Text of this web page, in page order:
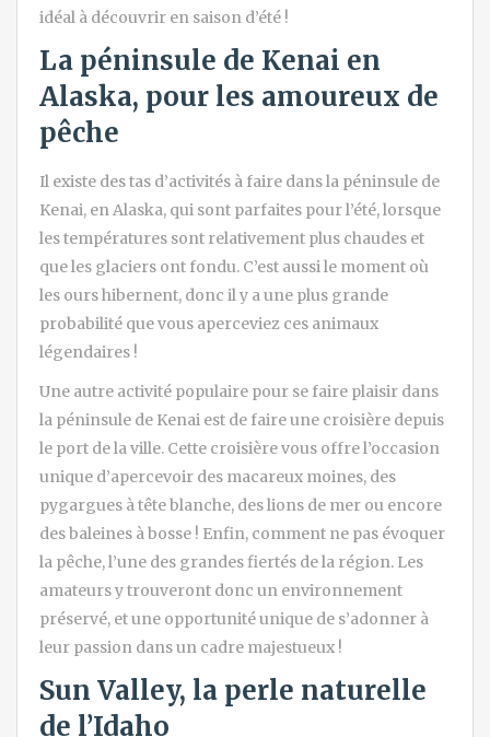
idéal à découvrir en saison d’été !
La péninsule de Kenai en
Alaska, pour les amoureux de
pêche
Il existe des tas d’activités à faire dans la péninsule de
Kenai, en Alaska, qui sont parfaites pour l’été, lorsque
les températures sont relativement plus chaudes et
que les glaciers ont fondu. C’est aussi le moment où
les ours hibernent, donc il y a une plus grande
probabilité que vous aperceviez ces animaux
légendaires !
Une autre activité populaire pour se faire plaisir dans
la péninsule de Kenai est de faire une croisière depuis
le port de la ville. Cette croisière vous offre l’occasion
unique d’apercevoir des macareux moines, des
pygargues à tête blanche, des lions de mer ou encore
des baleines à bosse ! Enfin, comment ne pas évoquer
la pêche, l’une des grandes fiertés de la région. Les
amateurs y trouveront donc un environnement
préservé, et une opportunité unique de s’adonner à
leur passion dans un cadre majestueux !
Sun Valley, la perle naturelle
de l’Idaho